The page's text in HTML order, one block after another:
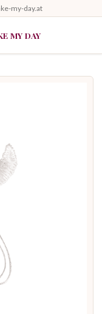
my-day.at
MY DAY